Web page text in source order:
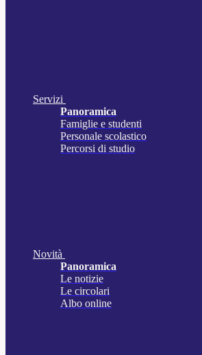
Servizi
Panoramica
Famiglie e studenti
Personale scolastico
Percorsi di studio
Novità
Panoramica
Le notizie
Le circolari
Albo online